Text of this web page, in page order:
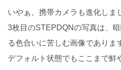
いやぁ、携帯カメラも進化しま
3枚目のSTEPDQNの写真は、
る色合いに苦しむ画像でありま
デフォルト状態でもここまで鮮